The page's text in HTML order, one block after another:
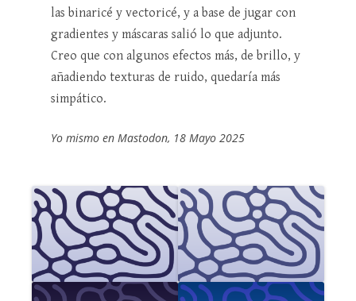
las binaricé y vectoricé, y a base de jugar con
gradientes y máscaras salió lo que adjunto.
Creo que con algunos efectos más, de brillo, y
añadiendo texturas de ruido, quedaría más
simpático.
Yo mismo en Mastodon, 18 Mayo 2025